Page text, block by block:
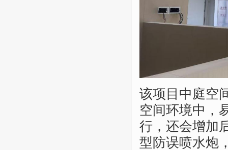
该项目中庭空
空间环境中，
行，还会增加
型防误喷水炮